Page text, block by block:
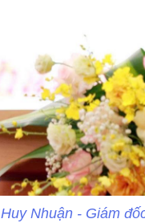
Nhuận - Giám